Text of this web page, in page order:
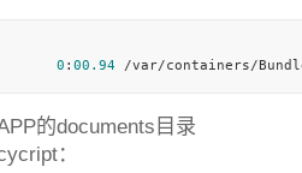
0 : 00.94 /var/containers/
的documents目录
：